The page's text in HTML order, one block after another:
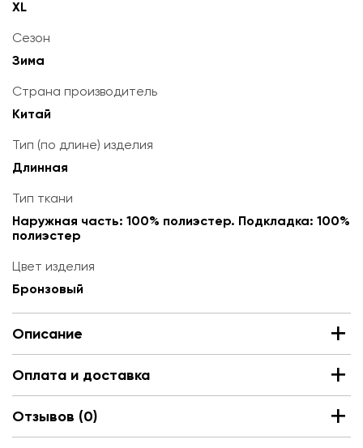
XL
Сезон
Зима
Страна производитель
Китай
Тип (по длине) изделия
Длинная
Тип ткани
Наружная часть: 100% полиэстер. Подкладка: 100%
полиэстер
Цвет изделия
Бронзовый
Описание
Оплата и доставка
Отзывов (0)